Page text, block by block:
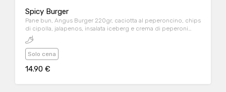
Spicy Burger
Pane bun, Angus Burger 220gr, caciotta al peperoncino, chips
di cipolla, jalapenos, insalata iceberg e crema di peperoni
arrosti
Solo cena
14.90 €